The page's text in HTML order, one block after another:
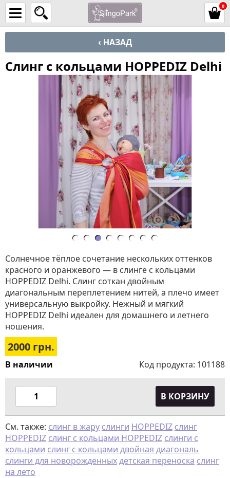
0
‹ НАЗАД
Слинг с кольцами HOPPEDIZ Delhi
Солнечное тёплое сочетание нескольких оттенков
красного и оранжевого — в слинге с кольцами
HOPPEDIZ Delhi. Слинг соткан двойным
диагональным переплетением нитей, а плечо имеет
универсальную выкройку. Нежный и мягкий
HOPPEDIZ Delhi идеален для домашнего и летнего
ношения.
2000 грн.
В наличии Код продукта: 101188
В КОРЗИНУ
См. также: слинг в жару слинги HOPPEDIZ слинг
HOPPEDIZ слинг с кольцами HOPPEDIZ слинги с
кольцами слинг с кольцами двойная диагональ
слинги для новорожденныхдетская переноска слинг
на лето